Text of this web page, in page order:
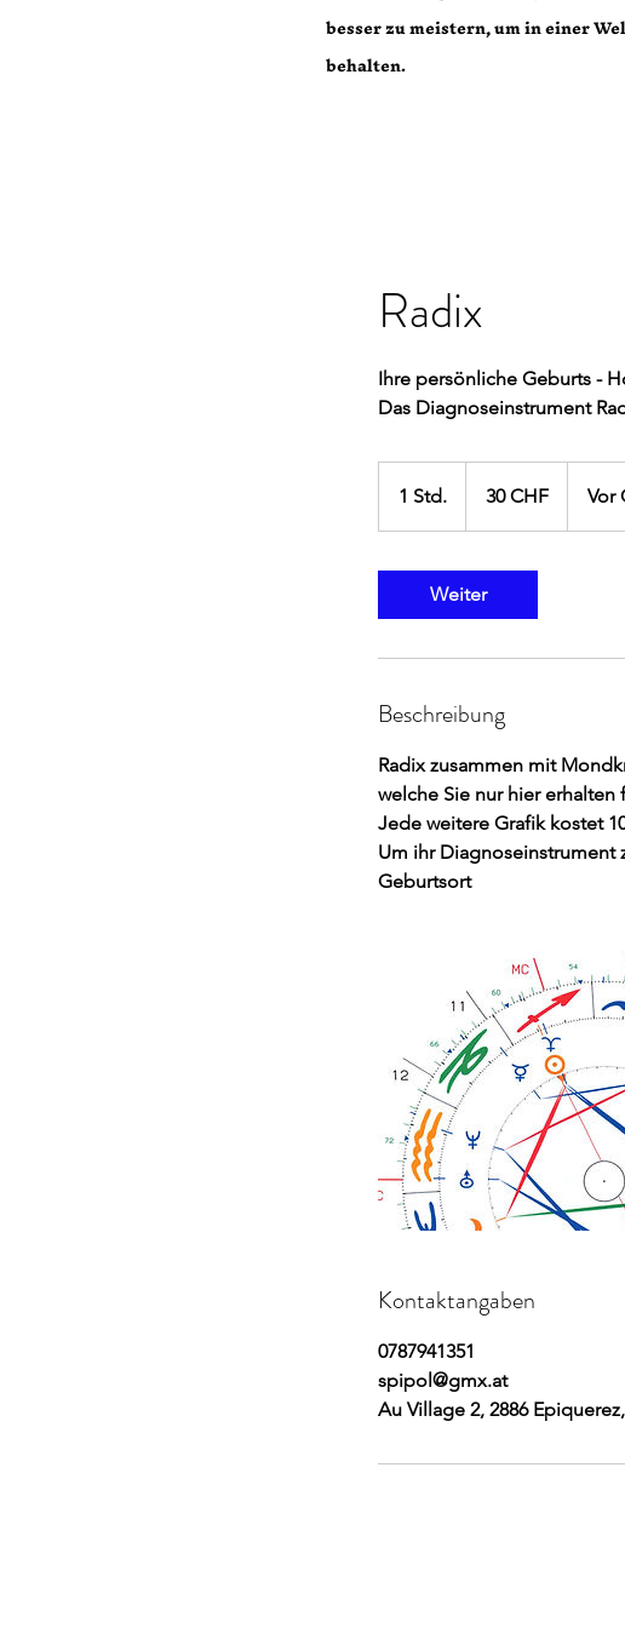
besser zu meistern, um in einer
behalten.
Radix
Ihre persönliche Geburts -
Das Diagnoseinstrument
1 Std.
S
d
Franken
30 CHF Vor
Weiter
Beschreibung
Radix zusammen mit
welche Sie nur hier erhalten
Jede weitere Grafik kostet
Um ihr Diagnoseinstrument
Kontaktangaben
0787941351
spipol@gmx.at
Au Village 2, 2886